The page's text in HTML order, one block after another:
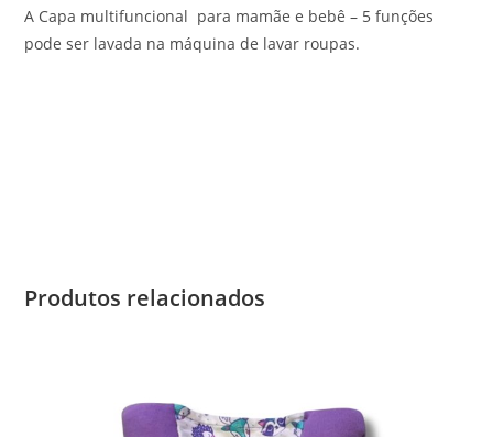
A Capa multifuncional para mamãe e bebê – 5 funções
pode ser lavada na máquina de lavar roupas.
Produtos relacionados